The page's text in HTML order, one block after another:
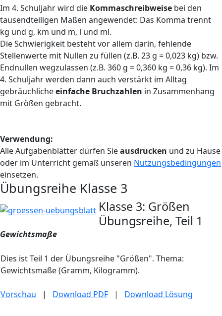
Im 4. Schuljahr wird die Kommaschreibweise bei den
tausendteiligen Maßen angewendet: Das Komma trennt
kg und g, km und m, l und ml.
Die Schwierigkeit besteht vor allem darin, fehlende
Stellenwerte mit Nullen zu füllen (z.B. 23 g = 0,023 kg) bzw.
Endnullen wegzulassen (z.B. 360 g = 0,360 kg = 0,36 kg). Im
4. Schuljahr werden dann auch verstärkt im Alltag
gebräuchlicheeinfache Bruchzahlen in Zusammenhang
mit Größen gebracht.
Verwendung:
Alle Aufgabenblätter dürfen Sieausdrucken und zu Hause
oder im Unterricht gemäß unseren Nutzungsbedingungen
einsetzen.
Übungsreihe Klasse 3
Klasse 3: Größen
Übungsreihe, Teil 1
Gewichtsmaße
Dies ist Teil 1 der Übungsreihe "Größen". Thema:
Gewichtsmaße (Gramm, Kilogramm).
Vorschau | Download PDF | Download Lösung